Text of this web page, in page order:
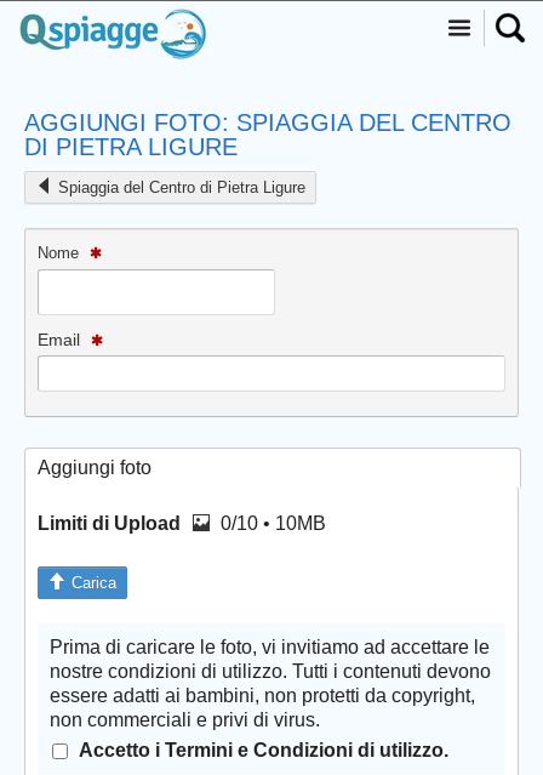
AGGIUNGI FOTO: SPIAGGIA DEL CENTRO
DI PIETRA LIGURE
Spiaggia del Centro di Pietra Ligure
Nome
Email
Aggiungi foto
Limiti di Upload 0/10 • 10MB
Carica
Prima di caricare le foto, vi invitiamo ad accettare le
nostre condizioni di utilizzo. Tutti i contenuti devono
essere adatti ai bambini, non protetti da copyright,
non commerciali e privi di virus.
Accetto i Termini e Condizioni di utilizzo.
Prev